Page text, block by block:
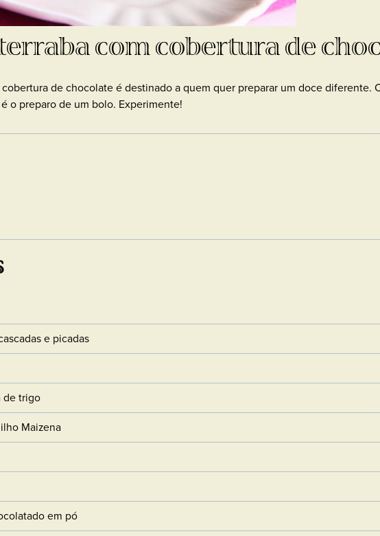
com cobertura de
de chocolate é destinado a quem quer preparar um doce diferente.
o preparo de um bolo. Experimente!
e picadas
de trigo
Maizena
em pó